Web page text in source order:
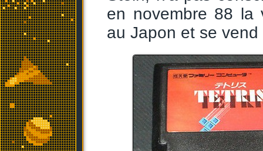
en novembre 88 la
au Japon et se